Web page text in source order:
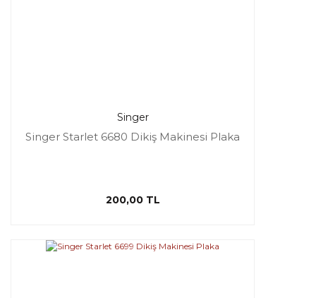
Singer
Singer Starlet 6680 Dikiş Makinesi Plaka
200,00 TL